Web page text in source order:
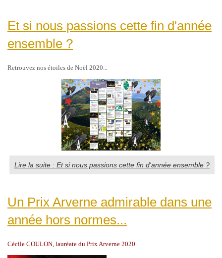
Et si nous passions cette fin d'année
ensemble ?
Retrouvez nos étoiles de Noël 2020...
Lire la suite : Et si nous passions cette fin d'année ensemble ?
Un Prix Arverne admirable dans une
année hors normes...
Cécile COULON, lauréate du Prix Arverne 2020.